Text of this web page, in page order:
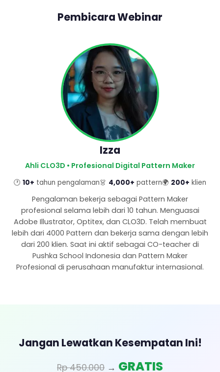
Pembicara Webinar
Izza
Ahli CLO3D • Profesional Digital Pattern Maker
🕐 10+ tahun pengalaman👗 4,000+ pattern🌍 200+ klien
Pengalaman bekerja sebagai Pattern Maker
profesional selama lebih dari 10 tahun. Menguasai
Adobe Illustrator, Optitex, dan CLO3D. Telah membuat
lebih dari 4000 Pattern dan bekerja sama dengan lebih
dari 200 klien. Saat ini aktif sebagai CO-teacher di
Pushka School Indonesia dan Pattern Maker
Profesional di perusahaan manufaktur internasional.
Jangan Lewatkan Kesempatan Ini!
Rp 450.000 → GRATIS